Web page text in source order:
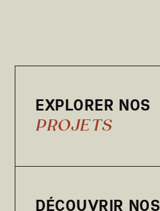
EXPLORER NOS
PROJETS
DÉCOUVRIR NOS